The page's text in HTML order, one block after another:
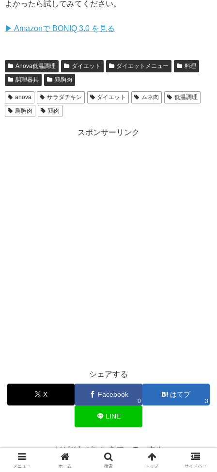
よかったら試してみてください。
▶ Amazonで BONIQ 3.0 を見る
Anova低温調理 ダイエット ダイエットメニュー
料理
調理器具
鶏胸肉
anova サラダチキン ダイエット ムネ肉
低温調理
鳥胸肉
鶏肉
スポンサーリンク
シェアする
X Facebook
0
はてブ
3
LINE
だがそれがいいをフォローする
メニュー ホーム 検索 トップ サイドバー